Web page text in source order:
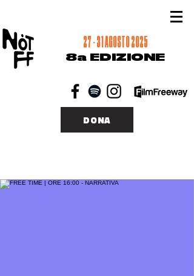
27 - 31 AGOSTO 2025
8a EDIZIONE
DONA